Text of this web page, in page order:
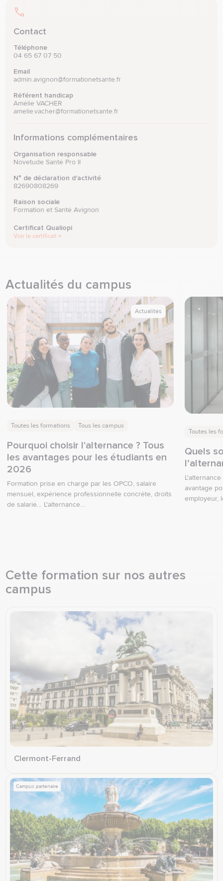
Contact
Téléphone
04 65 67 07 50
Email
admin.avignon@formationetsante.fr
Référent handicap
Amélie VACHER
amelie.vacher@formationetsante.fr
Informations complémentaires
Organisation responsable
Novetude Santé Pro II
N° de déclaration d'activité
82690808269
Raison sociale
Formation et Santé Avignon
Certificat Qualiopi
Voir le certificat
Actualités du campus
Actualités
Toutes les formations Tous les campus
Pourquoi choisir l'alternance ? Tous
les avantages pour les étudiants en
2026
Formation prise en charge par les OPCO, salaire
mensuel, expérience professionnelle concrète, droits
de salarié… L'alternance…
Toutes les
Quels
avantage
employeur,
Cette formation sur nos autres
campus
Clermont-Ferrand
Campus partenaire